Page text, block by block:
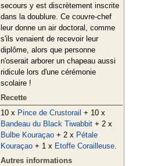
secours y est discrètement inscrite
dans la doublure. Ce couvre-chef
leur donne un air doctoral, comme
s'ils venaient de recevoir leur
diplôme, alors que personne
n'oserait arborer un chapeau aussi
ridicule lors d'une cérémonie
scolaire !
Recette
10 x Pince de Crustorail + 10 x
Bandeau du Black Tiwabbit+ 2 x
Bulbe Kouraçao+ 2 x Pétale
Kouraçao+ 1 x Etoffe Corailleuse.
Autres informations